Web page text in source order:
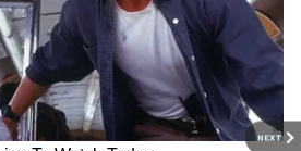
NEXT